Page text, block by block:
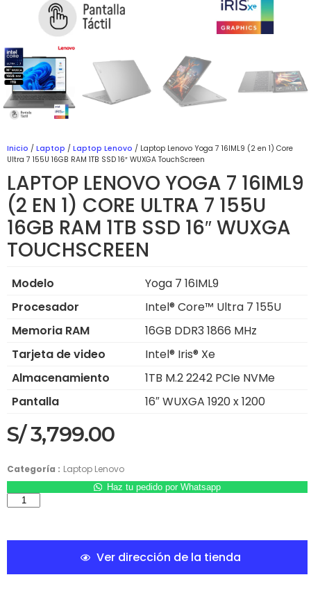
Inicio / Laptop / Laptop Lenovo / Laptop Lenovo Yoga 7 16IML9 (2 en 1) Core
Ultra 7 155U 16GB RAM 1TB SSD 16″ WUXGA TouchScreen
LAPTOP LENOVO YOGA 7 16IML9
(2 EN 1) CORE ULTRA 7 155U
16GB RAM 1TB SSD 16″ WUXGA
TOUCHSCREEN
Modelo
Yoga 7 16IML9
Procesador
Intel® Core™ Ultra 7 155U
Memoria RAM
16GB DDR3 1866 MHz
Tarjeta de video
Intel® Iris® Xe
Almacenamiento
1TB M.2 2242 PCIe NVMe
Pantalla
16″ WUXGA 1920 x 1200
S/3,799.00
Categoría : Laptop Lenovo
Haz tu pedido por Whatsapp
Ver dirección de la tienda